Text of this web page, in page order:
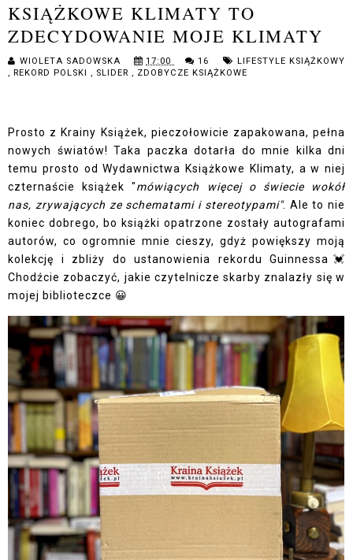
KSIĄŻKOWE KLIMATY TO
ZDECYDOWANIE MOJE KLIMATY
WIOLETA SADOWSKA 17:00 16
LIFESTYLE KSIĄŻKOWY
, REKORD POLSKI , SLIDER , ZDOBYCZE KSIĄŻKOWE
Prosto z Krainy Książek, pieczołowicie zapakowana, pełna
nowych światów! Taka paczka dotarła do mnie kilka dni
temu prosto od Wydawnictwa Książkowe Klimaty, a w niej
czternaście książek "mówiących więcej o świecie wokół
nas, zrywających ze schematami i stereotypami". Ale to nie
koniec dobrego, bo książki opatrzone zostały autografami
autorów, co ogromnie mnie cieszy, gdyż powiększy moją
kolekcję i zbliży do ustanowienia rekordu Guinnessa💓
Chodźcie zobaczyć, jakie czytelnicze skarby znalazły się w
mojej biblioteczce 😀